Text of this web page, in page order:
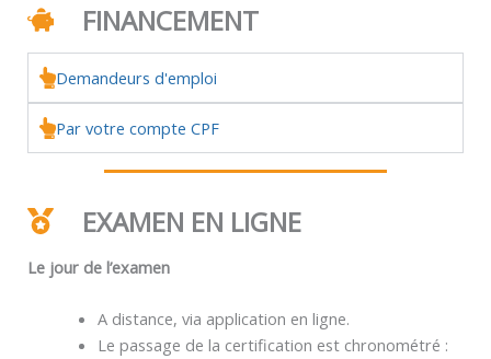
FINANCEMENT
Demandeurs d'emploi
Par votre compte CPF
EXAMEN EN LIGNE
Le jour de l’examen
A distance, via application en ligne.
Le passage de la certification est chronométré :